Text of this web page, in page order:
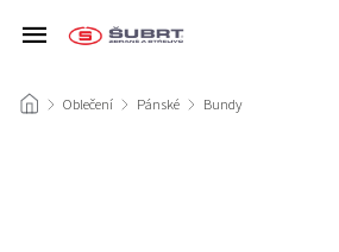
/ Oblečení / Pánské / Bundy